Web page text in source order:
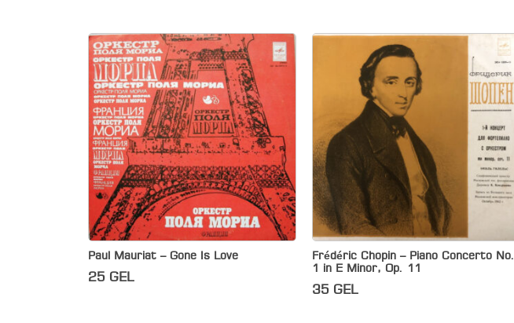
Paul Mauriat – Gone Is Love
25 GEL
Frédéric Chopin – Piano Concerto No.
1 in E Minor, Op. 11
35 GEL